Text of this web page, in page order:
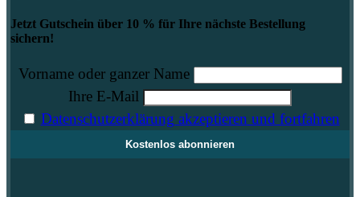
Jetzt Gutschein über 10 % für Ihre nächste Bestellung
sichern!
Vorname oder ganzer Name
Ihre E-Mail
Datenschutzerklärung akzeptieren und fortfahren